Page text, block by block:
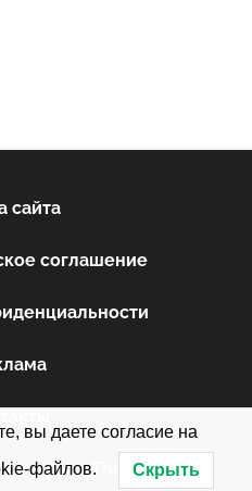
сайта
соглашение
byThemeZee.
вы даете согласие на
файлов. Скрыть